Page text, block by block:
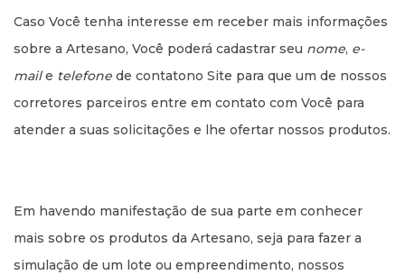
Caso Você tenha interesse em receber mais informações
sobre a Artesano, Você poderá cadastrar seu nome, e-
maile telefone de contatono Site para que um de nossos
corretores parceiros entre em contato com Você para
atender a suas solicitações e lhe ofertar nossos produtos.
Em havendo manifestação de sua parte em conhecer
mais sobre os produtos da Artesano, seja para fazer a
simulação de um lote ou empreendimento, nossos